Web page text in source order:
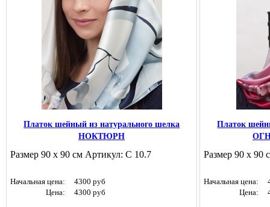
Платок шейный из натурального шелка
НОКТЮРН
Размер 90 х 90 см Артикул: С 10.7
Начальная цена:
4300 руб
Цена:
4300 руб
Платок
Размер 90 х 90
Начальная цена:
Цена: